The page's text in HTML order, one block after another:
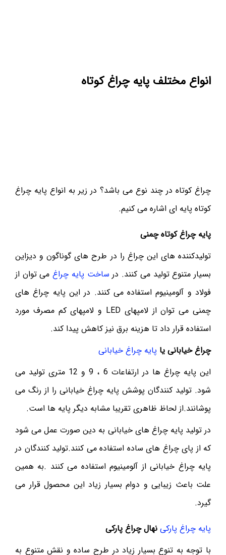
انواع مختلف پایه چراغ کوتاه
چراغ کوتاه در چند نوع می باشد؟ در زیر به انواع پایه چراغ
کوتاه پایه ای اشاره می کنیم.
پایه چراغ کوتاه چمنی
تولیدکننده های این چراغ را در طرح های گوناگون و دیزاین
بسیار متنوع تولید می کنند. در ساخت پایه چراغمی توان از
فولاد و آلومینیوم استفاده می کنند. در این پایه چراغ های
چمنی می توان از لامپهای LED و لامپهای کم مصرف مورد
استفاده قرار داد تا هزینه برق نیز کاهش پیدا کند.
چراغ خیابانی یا پایه چراغ خیابانی
این پایه چراغ ها در ارتفاعات 6 ، 9 و 12 متری تولید می
شود. تولید کنندگان پوشش پایه چراغ خیابانی را از رنگ می
پوشانند.از لحاظ ظاهری تقریبا مشابه دیگر پایه ها است.
در تولید پایه چراغ های خیابانی به دین صورت عمل می شود
که از پای چراغ های ساده استفاده می کنند.تولید کنندگان در
پایه چراغ خیابانی از آلومینیوم استفاده می کنند .به همین
علت باعث زیبایی و دوام بسیار زیاد این محصول قرار می
گیرد.
پایه چراغ پارکی نهال چراغ پارکی
با توجه به تنوع بسیار زیاد در طرح ساده و نقش متنوع به